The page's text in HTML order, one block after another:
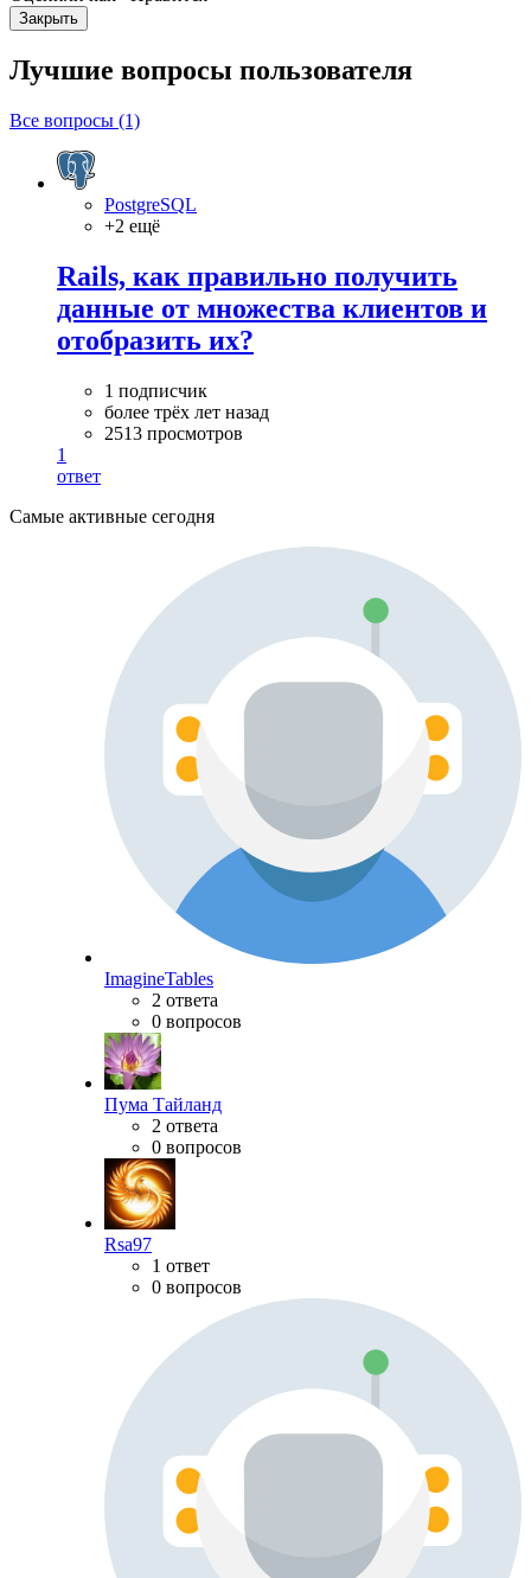
Закрыть
Лучшие вопросы пользователя
Все вопросы (1)
PostgreSQL
+2 ещё
Rails, как правильно получить
данные от множества клиентов и
отобразить их?
1 подписчик
более трёх лет назад
2513 просмотров
1
ответ
Самые активные сегодня
ImagineTables
2 ответа
0 вопросов
Пума Тайланд
2 ответа
0 вопросов
Rsa97
1 ответ
0 вопросов